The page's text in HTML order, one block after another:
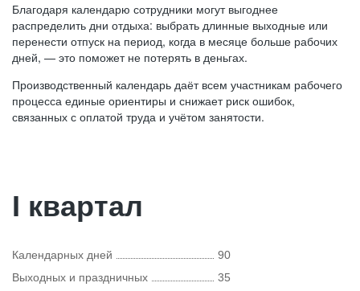
Благодаря календарю сотрудники могут выгоднее
распределить дни отдыха: выбрать длинные выходные или
перенести отпуск на период, когда в месяце больше рабочих
дней, — это поможет не потерять в деньгах.
Производственный календарь даёт всем участникам рабочего
процесса единые ориентиры и снижает риск ошибок,
связанных с оплатой труда и учётом занятости.
I квартал
Календарных дней
90
Выходных и праздничных
35